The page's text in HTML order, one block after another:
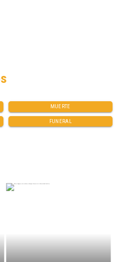
MUERTE
FUNERAL